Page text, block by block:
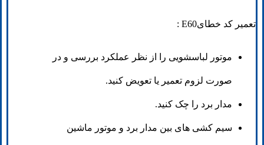
تعمیر کد خطایE60 :
موتور لباسشویی را از نظر عملکرد بررسی و در
صورت لزوم تعمیر یا تعویض کنید.
مدار برد را چک کنید.
سیم کشی های بین مدار برد و موتور ماشین